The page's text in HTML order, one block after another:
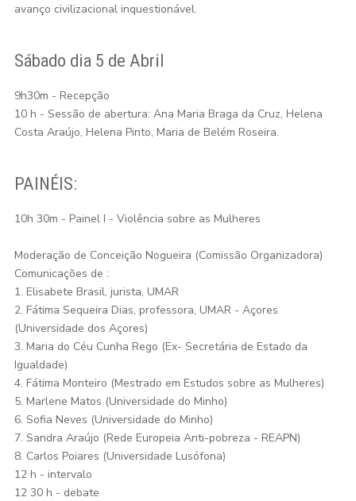
avanço civilizacional inquestionável.
Sábado dia 5 de Abril
9h30m - Recepção
10 h - Sessão de abertura: Ana Maria Braga da Cruz, Helena
Costa Araújo, Helena Pinto, Maria de Belém Roseira.
PAINÉIS:
10h 30m - Painel I - Violência sobre as Mulheres
Moderação de Conceição Nogueira (Comissão Organizadora)
Comunicações de :
1. Elisabete Brasil, jurista, UMAR
2. Fátima Sequeira Dias, professora, UMAR - Açores
(Universidade dos Açores)
3. Maria do Céu Cunha Rego (Ex- Secretária de Estado da
Igualdade)
4. Fátima Monteiro (Mestrado em Estudos sobre as Mulheres)
5. Marlene Matos (Universidade do Minho)
6. Sofia Neves (Universidade do Minho)
7. Sandra Araújo (Rede Europeia Anti-pobreza - REAPN)
8. Carlos Poiares (Universidade Lusófona)
12 h - intervalo
12 30 h - debate